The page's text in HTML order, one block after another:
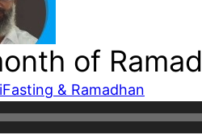
of
Fasting & Ramadhan